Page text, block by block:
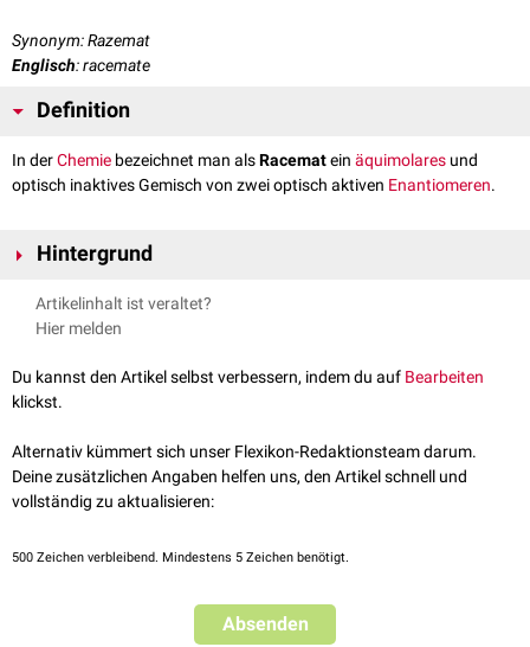
Synonym: Razemat
Englisch: racemate
Definition
In derChemie bezeichnet man alsRacematein äquimolares und
optisch inaktives Gemisch von zwei optisch aktiven Enantiomeren.
Hintergrund
Enantiomere haben dieselbe
chemisches Verhalten, unterscheiden sich aber in ihrem Drehsinn, der
Moleküle können durch Drehung nicht zur Deckung gebracht werden.
Man trennt sie durch
Dadurch entstehen Diastereomere, deren Salze man z.B. durch
fraktionierte Kristallisation trennen kann.
Artikelinhalt ist veraltet?
Hier melden
Du kannst den Artikel selbst verbessern, indem du auf Bearbeiten
klickst.
Alternativ kümmert sich unser Flexikon-Redaktionsteam darum.
Deine zusätzlichen Angaben helfen uns, den Artikel schnell und
vollständig zu aktualisieren:
500 Zeichen verbleibend. Mindestens 5 Zeichen benötigt.
Absenden